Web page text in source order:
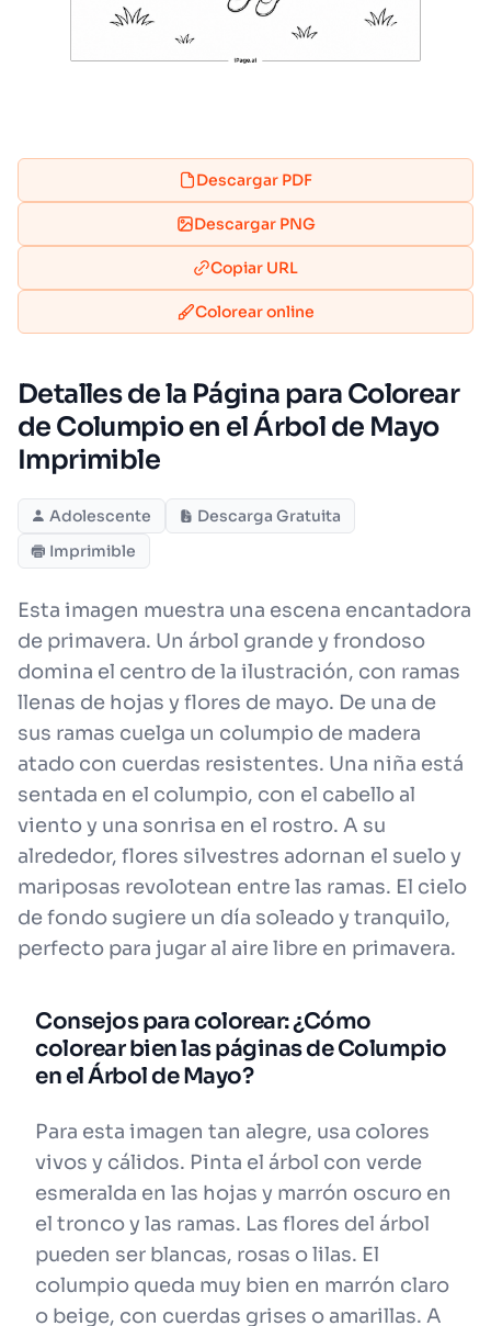
Descargar PDF
Descargar PNG
Copiar URL
Colorear online
Detalles de la Página para Colorear
de Columpio en el Árbol de Mayo
Imprimible
Adolescente
Descarga Gratuita
Imprimible
Esta imagen muestra una escena encantadora
de primavera. Un árbol grande y frondoso
domina el centro de la ilustración, con ramas
llenas de hojas y flores de mayo. De una de
sus ramas cuelga un columpio de madera
atado con cuerdas resistentes. Una niña está
sentada en el columpio, con el cabello al
viento y una sonrisa en el rostro. A su
alrededor, flores silvestres adornan el suelo y
mariposas revolotean entre las ramas. El cielo
de fondo sugiere un día soleado y tranquilo,
perfecto para jugar al aire libre en primavera.
Consejos para colorear: ¿Cómo
colorear bien las páginas de Columpio
en el Árbol de Mayo?
Para esta imagen tan alegre, usa colores
vivos y cálidos. Pinta el árbol con verde
esmeralda en las hojas y marrón oscuro en
el tronco y las ramas. Las flores del árbol
pueden ser blancas, rosas o lilas. El
columpio queda muy bien en marrón claro
o beige, con cuerdas grises o amarillas. A